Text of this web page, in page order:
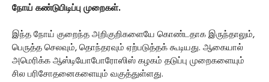
நோய் கண்டுபிடிப்பு முறைகள்.
இந்த நோய் குறைந்த அறிகுறிகளையே கொண்டதாக இருந்தாலும்,
பெருத்த செலவும், தொந்தரவும் ஏற்படுத்தக் கூடியது. ஆகையால்
அமெரிக்க ஆஸ்டியோபோரோஸிஸ் கழகம் தடுப்பு முறைகளையும்
சில பரிசோதனைகளையும் வகுத்துள்ளது.